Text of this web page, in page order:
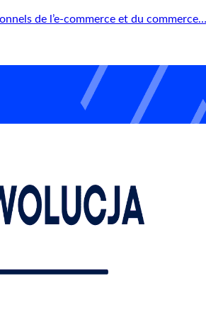
de l’e-commerce et du commerce…